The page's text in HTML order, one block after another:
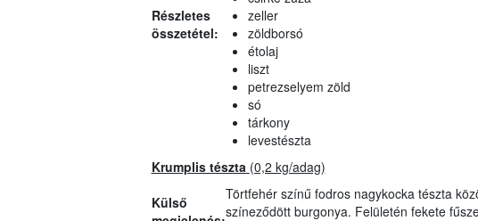
Részletes
összetétel:
zeller
zöldborsó
étolaj
liszt
petrezselyem zöld
só
tárkony
levestészta
Krumplis tészta (0,2 kg/adag)
Külső
Törtfehér színű fodros nagykocka tészta
színeződött burgonya. Felületén fekete